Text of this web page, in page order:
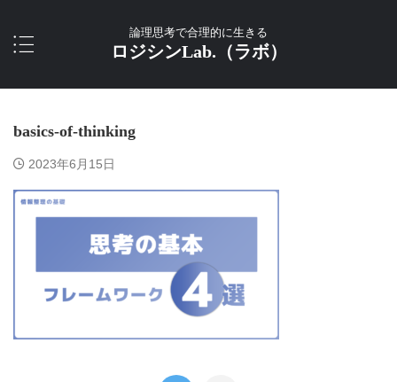
論理思考で合理的に生きる
ロジシンLab.（ラボ）
basics-of-thinking
2023年6月15日